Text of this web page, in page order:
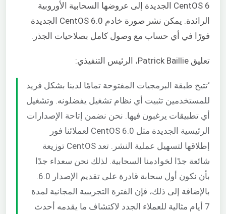
CentOS 6 الجديدة إلى عروضها السحابية الأوروبية
الرائدة. يمكن نشر صورة خادم CentOS 6.0 الجديدة
فورًا في أي حساب مع وصول كامل بصلاحيات الجذر.
تعليق Patrick Baillie، الرئيس التنفيذي:
‘تتيح طبقة البرمجيات المفتوحة تمامًا لدينا بشكل فريد
للمستخدمين تثبيت أي نظام تشغيل يفضلونه. وتشغيل
أي تطبيقات يرغبون فيها. نحن نضمن إتاحة الإصدارات
الرئيسية الجديدة مثل CentOS 6.0 لعملائنا فور
إطلاقها لتسهيل عملية النشر. تعد CentOS توزيعة
شائعة جدًا لخوادمنا السحابية. لذلك نحن سعداء جدًا
بالإضافة إلى ذلك، فإن الفترة التجريبية المجانية لمدة
7 أيام مثالية للعملاء الجدد لاكتشاف ما يقدمه أحدث